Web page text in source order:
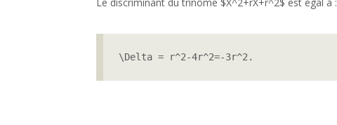
\Delta = r^2-4r^2=-3r^2.